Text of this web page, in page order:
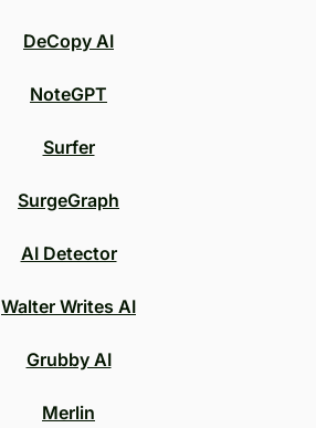
DeCopy AI
NoteGPT
Surfer
SurgeGraph
AI Detector
Walter Writes AI
Grubby AI
Merlin